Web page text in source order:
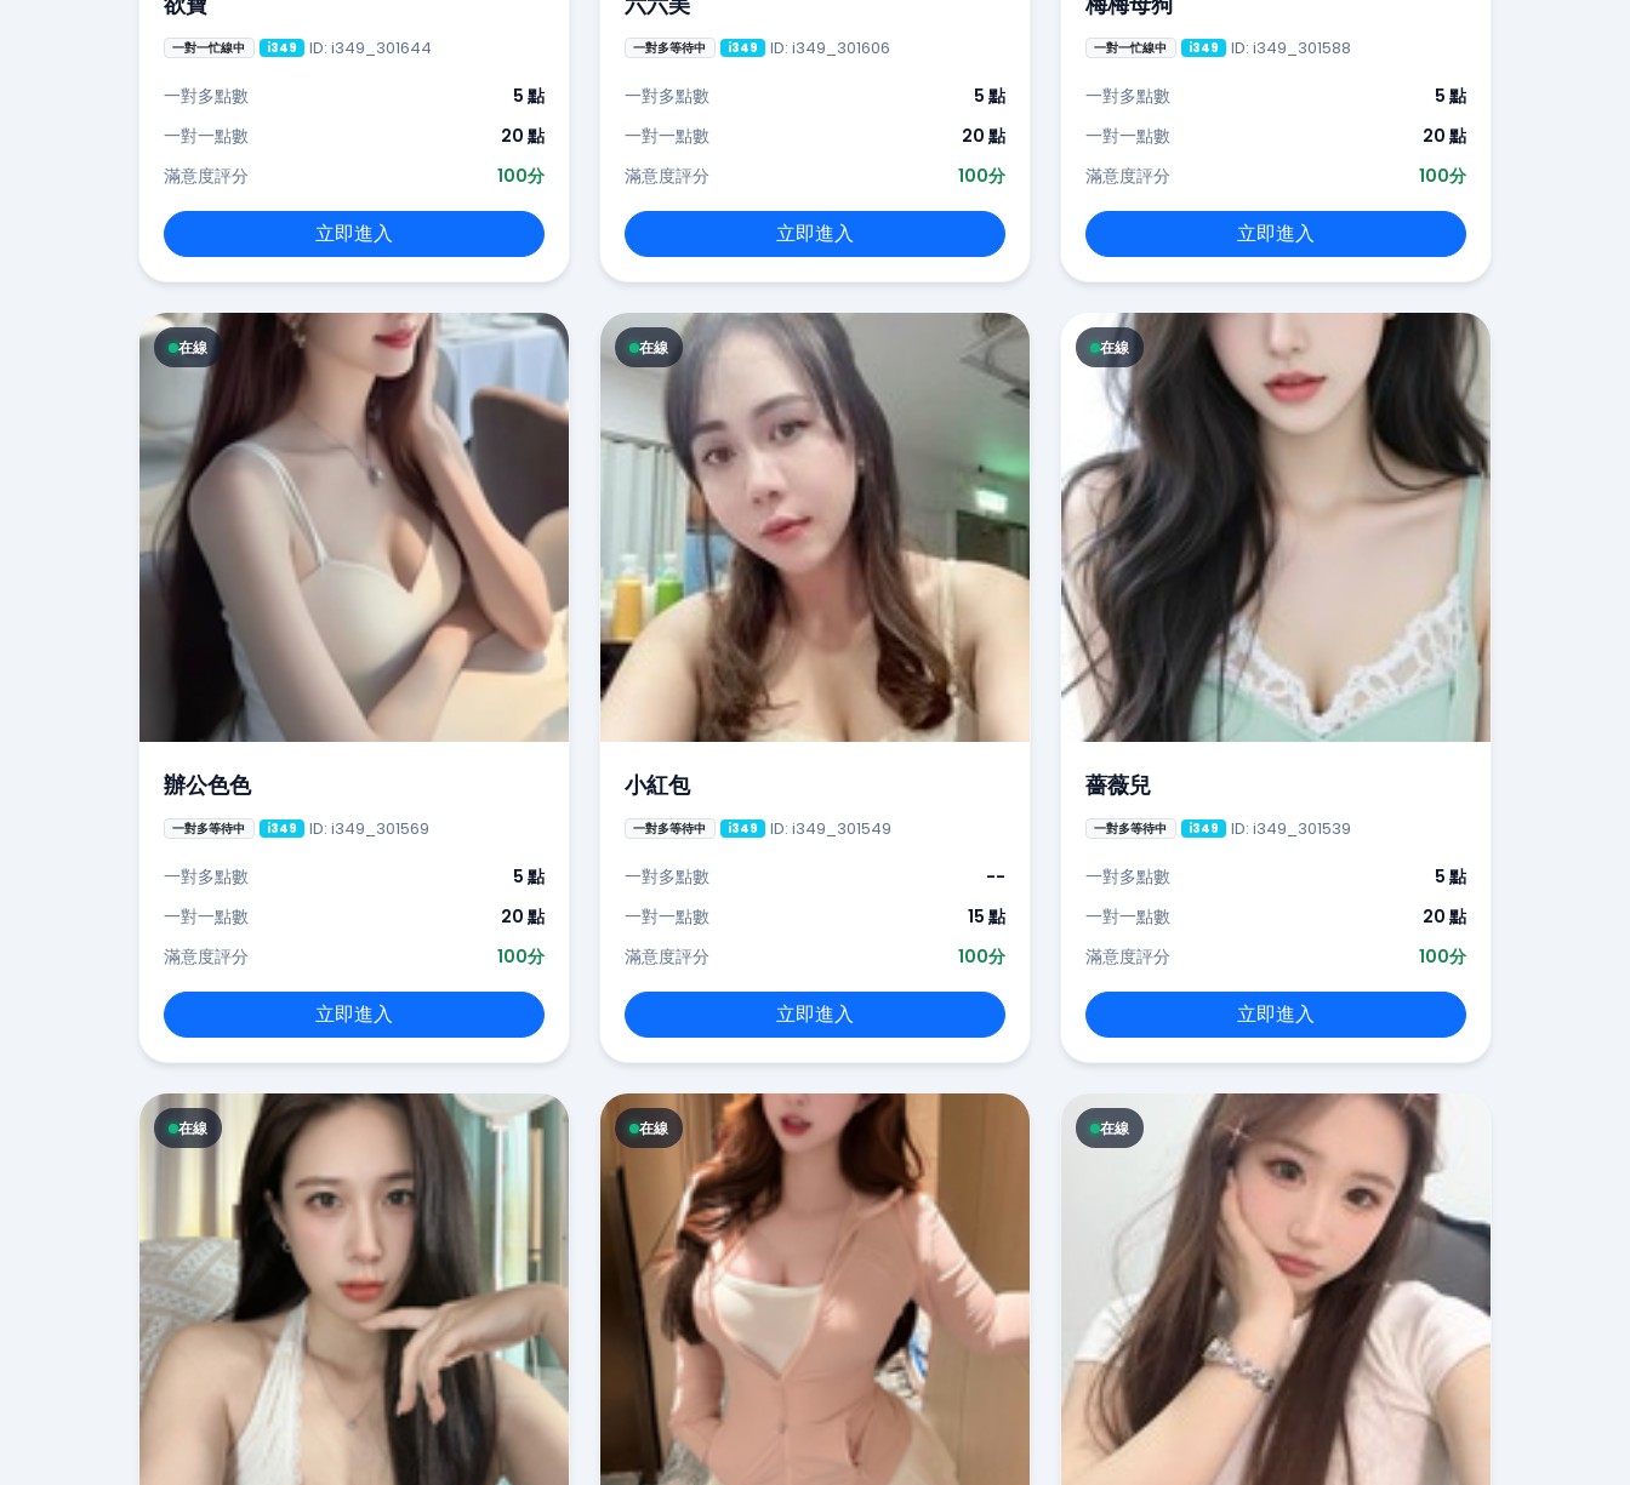
一對一忙線中 i349 ID: i349_301644
一對多點數
5 點
一對一點數
20 點
滿意度評分
100分
立即進入
一對多等待中 i349 ID: i349_301606
一對多點數
5 點
一對一點數
20 點
滿意度評分
100分
立即進入
一對一忙線中 i349 ID: i349_301588
一對多點數
5 點
一對一點數
20 點
滿意度評分
100分
立即進入
在線
辦公色色
一對多等待中 i349 ID: i349_301569
一對多點數
5 點
一對一點數
20 點
滿意度評分
100分
立即進入
在線
小紅包
一對多等待中 i349 ID: i349_301549
一對多點數
--
一對一點數
15 點
滿意度評分
100分
立即進入
在線
薔薇兒
一對多等待中 i349 ID: i349_301539
一對多點數
5 點
一對一點數
20 點
滿意度評分
100分
立即進入
在線 在線 在線